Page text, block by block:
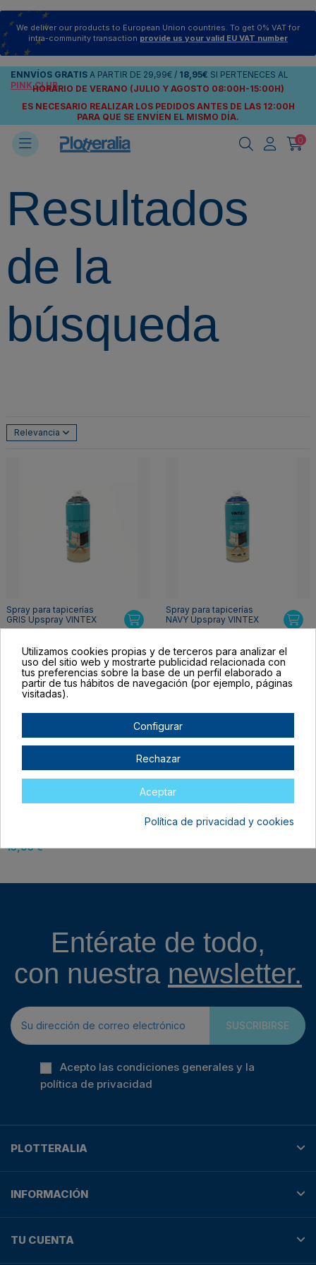
We deliver our products to European Union countries. To get 0% VAT for
intra-community transaction provide us your valid EU VAT number
ENNVÍOS GRATIS A PARTIR DE 29,99€ / 18,95€ SI PERTENECES AL
PINK CLUB
HORARIO DE VERANO (JULIO Y AGOSTO 08:00H-15:00H)
ES NECESARIO REALIZAR LOS PEDIDOS ANTES DE LAS 12:00H
PARA QUE SE ENVÍEN EL MISMO DÍA.
0
Resultados
de la
búsqueda
Relevancia
Spray para tapicerías
GRIS Upspray VINTEX
15,95 €
Spray para tapicerías
NAVY Upspray VINTEX
15,95 €
15,95 €
Entérate de todo,
con nuestra newsletter.
SUSCRIBIRSE
Acepto las condiciones generales y la
política de privacidad
PLOTTERALIA
INFORMACIÓN
TU CUENTA
Utilizamos cookies propias y de terceros para analizar el
uso del sitio web y mostrarte publicidad relacionada con
tus preferencias sobre la base de un perfil elaborado a
partir de tus hábitos de navegación (por ejemplo, páginas
visitadas).
Configurar
Rechazar
Aceptar
Política de privacidad y cookies